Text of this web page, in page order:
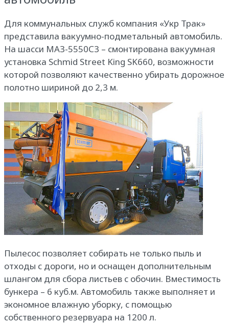
Для коммунальных служб компания «Укр Трак»
представила вакуумно-подметальный автомобиль.
На шасси МАЗ-5550С3 – смонтирована вакуумная
установка Schmid Street King SK660, возможности
которой позволяют качественно убирать дорожное
полотно шириной до 2,3 м.
Пылесос позволяет собирать не только пыль и
отходы с дороги, но и оснащен дополнительным
шлангом для сбора листьев с обочин. Вместимость
бункера – 6 куб.м. Автомобиль также выполняет и
экономное влажную уборку, с помощью
собственного резервуара на 1200 л.